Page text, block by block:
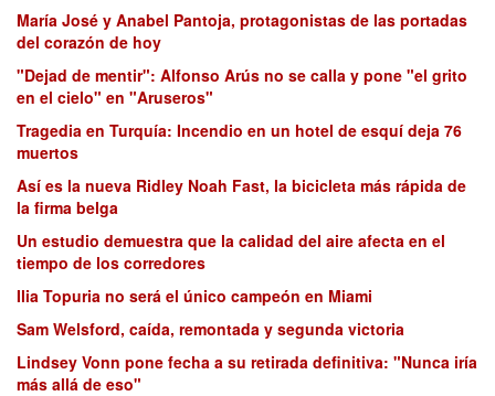
María José y Anabel Pantoja, protagonistas de las portadas
del corazón de hoy
"Dejad de mentir": Alfonso Arús no se calla y pone "el grito
en el cielo" en "Aruseros"
Tragedia en Turquía: Incendio en un hotel de esquí deja 76
muertos
Así es la nueva Ridley Noah Fast, la bicicleta más rápida de
la firma belga
Un estudio demuestra que la calidad del aire afecta en el
tiempo de los corredores
Ilia Topuria no será el único campeón en Miami
Sam Welsford, caída, remontada y segunda victoria
Lindsey Vonn pone fecha a su retirada definitiva: "Nunca iría
más allá de eso"